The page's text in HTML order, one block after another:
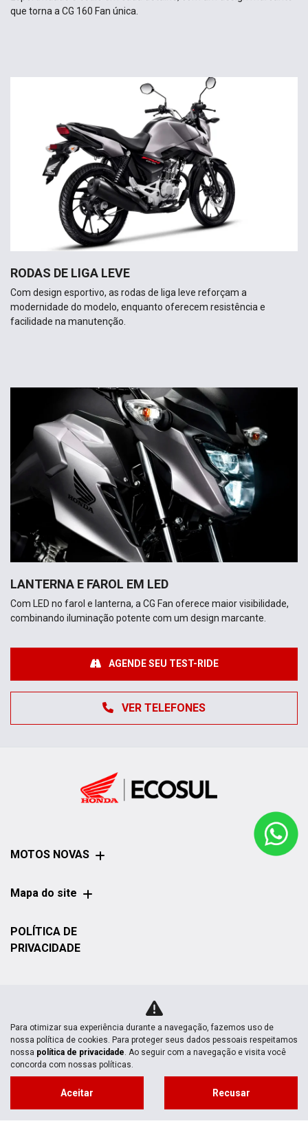
que torna a CG 160 Fan única.
RODAS DE LIGA LEVE
Com design esportivo, as rodas de liga leve reforçam a
modernidade do modelo, enquanto oferecem resistência e
facilidade na manutenção.
LANTERNA E FAROL EM LED
Com LED no farol e lanterna, a CG Fan oferece maior visibilidade,
combinando iluminação potente com um design marcante.
VER TELEFONES
AGENDE SEU TEST-RIDE
MOTOS NOVAS
Mapa do site
POLÍTICA DE
PRIVACIDADE
CNPJ: 07.802.376/0008-35
No trânsito, enxergar o outro salva
Para otimizar sua experiência durante a navegação, fazemos uso de
nossa política de cookies. Para proteger seus dados pessoais respeitamos
nossa política de privacidade. Ao seguir com a navegação e visita você
concorda com nossas políticas.
Aceitar Recusar